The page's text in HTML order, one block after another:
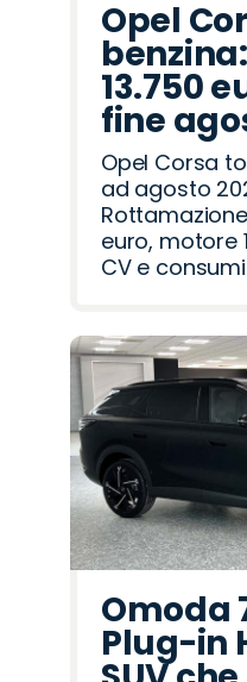
Opel
13.750
fine
Opel Corsa
ad agosto
euro, motore
CV e
Omoda
Plug-in